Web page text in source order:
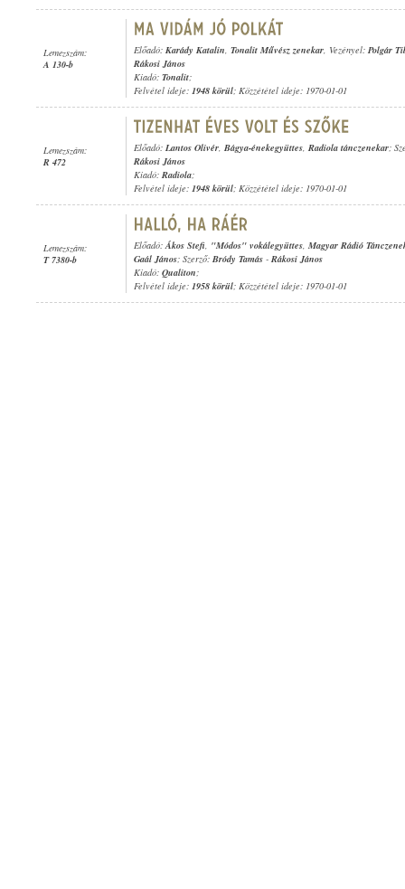
Lemezszám:
A 130-b
Előadó: Karády Katalin, Tonalit Művész zenekar, Vezényel: Polgár
Rákosi János
Kiadó: Tonalit;
Felvétel ideje: 1948 körül; Közzététel ideje: 1970-01-01
Lemezszám:
R 472
Előadó: Lantos Olivér, Bágya-énekegyüttes, Radiola tánczenekar;
Rákosi János
Kiadó: Radiola;
Felvétel ideje: 1948 körül; Közzététel ideje: 1970-01-01
Lemezszám:
T 7380-b
Előadó:Ákos Stefi, "Módos" vokálegyüttes, Magyar Rádió
Gaál János; Szerző: Bródy Tamás - Rákosi János
Kiadó: Qualiton;
Felvétel ideje: 1958 körül; Közzététel ideje: 1970-01-01